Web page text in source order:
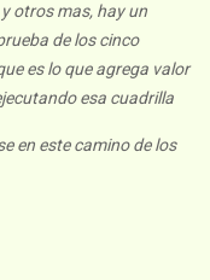
otros mas, hay un
de los cinco
es lo que agrega valor
esa cuadrilla
en este camino de los